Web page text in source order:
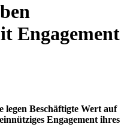
Engagement
legen Beschäftigte Wert auf
Engagement ihres